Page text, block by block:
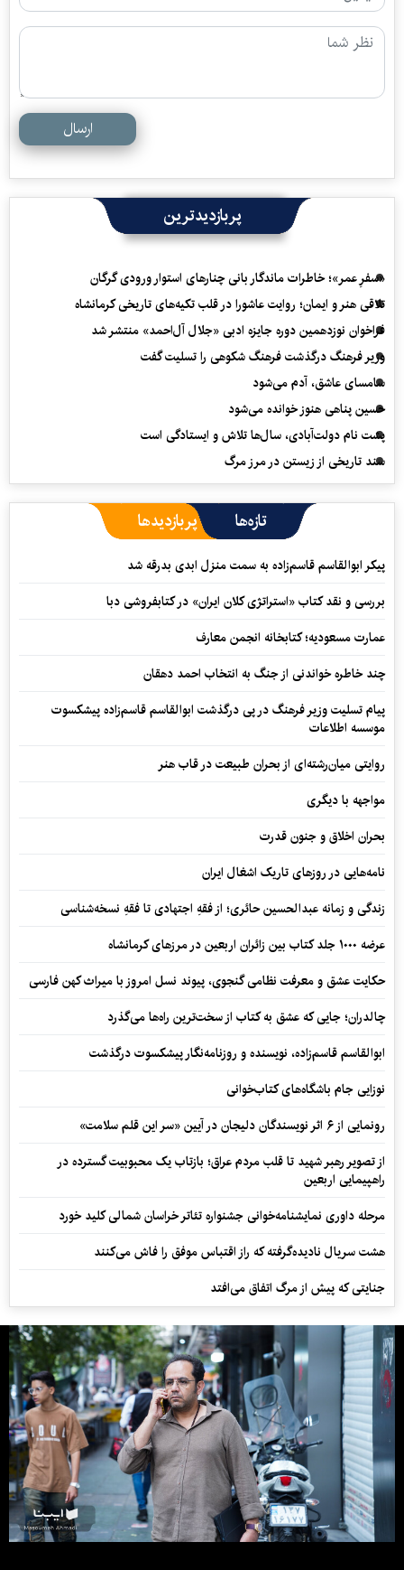
ارسال
پربازدیدترین
«سفرِ عمر»؛ خاطرات ماندگار بانی چنارهای استوار ورودی گرگان
تلاقی هنر و ایمان؛ روایت عاشورا در قلب تکیه‌های تاریخی کرمانشاه
فراخوان نوزدهمین دوره جایزه ادبی «جلال آل‌احمد» منتشر شد
وزیر فرهنگ درگذشت فرهنگ شکوهی را تسلیت گفت
سامسای عاشق، آدم می‌شود
حسین پناهی هنوز خوانده می‌شود
پشت نام دولت‌آبادی، سال‌ها تلاش و ایستادگی است
سند تاریخی از زیستن در مرز مرگ
تازه‌ها پربازدیدها
پیکر ابوالقاسم قاسم‌زاده به سمت منزل ابدی بدرقه شد
بررسی و نقد کتاب «استراتژی کلان ایران» در کتابفروشی دبا
عمارت مسعودیه؛ کتابخانه انجمن معارف
چند خاطره خواندنی از جنگ به انتخاب احمد دهقان
پیام تسلیت وزیر فرهنگ در پی درگذشت ابوالقاسم قاسم‌زاده پیشکسوت
موسسه اطلاعات
روایتی میان‌رشته‌ای از بحران طبیعت در قاب هنر
مواجهه با دیگری
بحران اخلاق و جنون قدرت
نامه‌هایی در روزهای تاریک اشغال ایران
زندگی و زمانه عبدالحسین حائری؛ از فقهِ اجتهادی تا فقهِ نسخه‌شناسی
عرضه ۱۰۰۰ جلد کتاب بین زائران اربعین در مرزهای کرمانشاه
حکایت عشق و معرفت نظامی گنجوی، پیوند نسل امروز با میراث کهن فارسی
چالدران؛ جایی که عشق به کتاب از سخت‌ترین راه‌ها می‌گذرد
ابوالقاسم قاسم‌زاده، نویسنده و روزنامه‌نگار پیشکسوت درگذشت
نوزایی جام باشگاه‌های کتاب‌خوانی
رونمایی از ۶ اثر نویسندگان دلیجان در آیین «سر این قلم سلامت»
از تصویر رهبر شهید تا قلب مردم عراق؛ بازتاب یک محبوبیت گسترده در
راهپیمایی اربعین
مرحله داوری نمایشنامه‌خوانی جشنواره تئاتر خراسان شمالی کلید خورد
هشت سریال نادیده‌گرفته که راز اقتباس موفق را فاش می‌کنند
جنایتی که پیش از مرگ اتفاق می‌افتد